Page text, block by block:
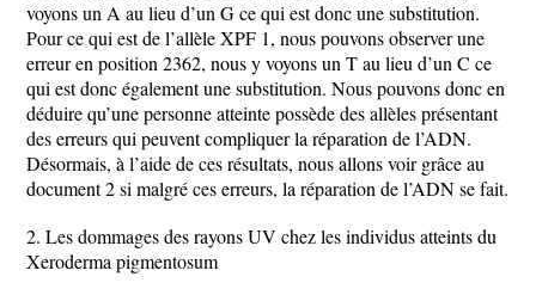
voyons un A au lieu d’un G ce qui est donc une substitution.
Pour ce qui est de l’allèle XPF 1, nous pouvons observer une
erreur en position 2362, nous y voyons un T au lieu d’un C ce
qui est donc également une substitution. Nous pouvons donc en
déduire qu’une personne atteinte possède des allèles présentant
des erreurs qui peuvent compliquer la réparation de l’ADN.
Désormais, à l’aide de ces résultats, nous allons voir grâce au
document 2 si malgré ces erreurs, la réparation de l’ADN se fait.
2. Les dommages des rayons UV chez les individus atteints du
Xeroderma pigmentosum